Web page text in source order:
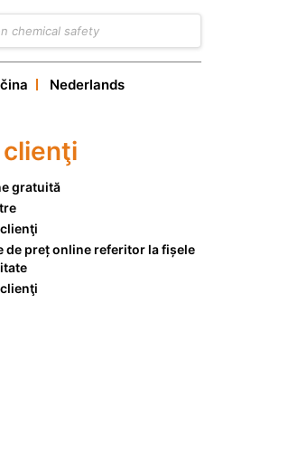
Nederlands
gratuită
de preț online referitor la fișele